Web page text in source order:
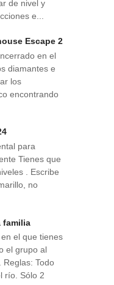
de nivel y
e...
Escape 2
en el
diamantes e
los
encontrando
para
Tienes que
. Escribe
no
familia
el que tienes
el grupo al
Todo
río. Sólo 2